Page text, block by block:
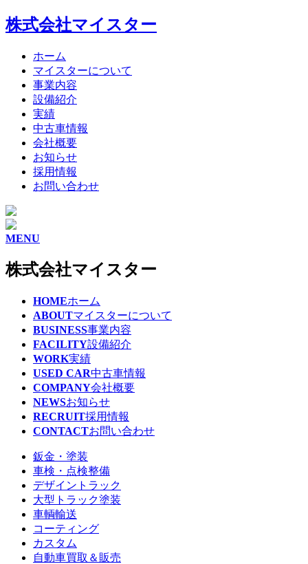
株式会社マイスター
ホーム
マイスターについて
事業内容
設備紹介
実績
中古車情報
会社概要
お知らせ
採用情報
お問い合わせ
MENU
株式会社マイスター
HOMEホーム
ABOUTマイスターについて
BUSINESS事業内容
FACILITY設備紹介
WORK実績
USED CAR中古車情報
COMPANY会社概要
NEWSお知らせ
RECRUIT採用情報
CONTACTお問い合わせ
鈑金・塗装
車検・点検整備
デザイントラック
大型トラック塗装
車輌輸送
コーティング
カスタム
自動車買取＆販売